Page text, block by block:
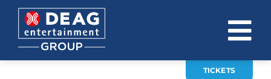
Zum
Inhalt
springen
TICKETS